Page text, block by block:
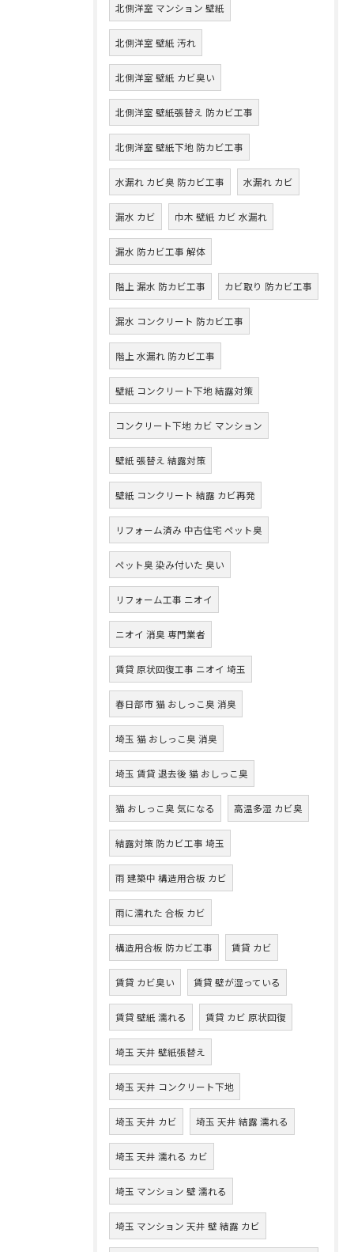
北側洋室 マンション 壁紙
北側洋室 壁紙 汚れ
北側洋室 壁紙 カビ臭い
北側洋室 壁紙張替え 防カビ工事
北側洋室 壁紙下地 防カビ工事
水漏れ カビ臭 防カビ工事 水漏れ カビ
漏水 カビ 巾木 壁紙 カビ 水漏れ
漏水 防カビ工事 解体
階上 漏水 防カビ工事 カビ取り 防カビ工事
漏水 コンクリート 防カビ工事
階上 水漏れ 防カビ工事
壁紙 コンクリート下地 結露対策
コンクリート下地 カビ マンション
壁紙 張替え 結露対策
壁紙 コンクリート 結露 カビ再発
リフォーム済み 中古住宅 ペット臭
ペット臭 染み付いた 臭い
リフォーム工事 ニオイ
ニオイ 消臭 専門業者
賃貸 原状回復工事 ニオイ 埼玉
春日部市 猫 おしっこ臭 消臭
埼玉 猫 おしっこ臭 消臭
埼玉 賃貸 退去後 猫 おしっこ臭
猫 おしっこ臭 気になる 高温多湿 カビ臭
結露対策 防カビ工事 埼玉
雨 建築中 構造用合板 カビ
雨に濡れた 合板 カビ
構造用合板 防カビ工事 賃貸 カビ
賃貸 カビ臭い 賃貸 壁が湿っている
賃貸 壁紙 濡れる 賃貸 カビ 原状回復
埼玉 天井 壁紙張替え
埼玉 天井 コンクリート下地
埼玉 天井 カビ 埼玉 天井 結露 濡れる
埼玉 天井 濡れる カビ
埼玉 マンション 壁 濡れる
埼玉 マンション 天井 壁 結露 カビ